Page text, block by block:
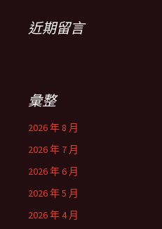
近期留言
彙整
2026 年 8 月
2026 年 7 月
2026 年 6 月
2026 年 5 月
2026 年 4 月